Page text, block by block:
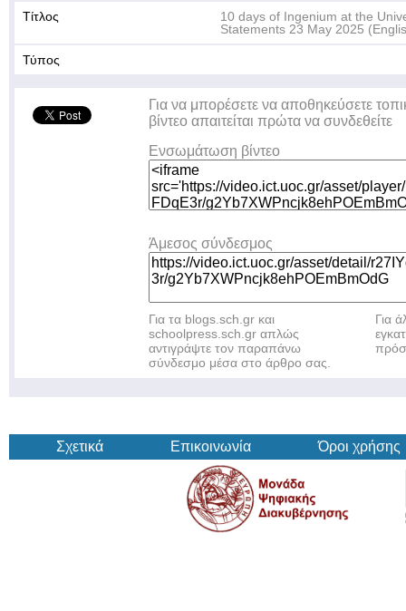
Τίτλος
10 days of Ingenium at the
Statements 23 May 2025
Τύπος
Για να μπορέσετε να αποθηκεύσετε
βίντεο απαιτείται πρώτα να συνδεθείτε
Ενσωμάτωση βίντεο
Άμεσος σύνδεσμος
Για τα blogs.sch.gr και
schoolpress.sch.gr απλώς
αντιγράψτε τον παραπάνω
σύνδεσμο μέσα στο άρθρο σας.
Για
Σχετικά Επικοινωνία Όροι χρήσης